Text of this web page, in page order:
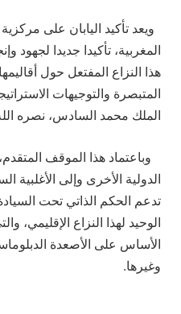
ويعد تأكيد اليابان على
المغربية، تأكيدا جديدا لجهود
هذا النزاع المفتعل حول
المتبصرة والتوجيهات
الملك محمد السادس، نصره
وباعتماد هذا الموقف
الدولية الأخرى وإلى الأغلبية
تدعم الحكم الذاتي تحت
الوحيد لهذا النزاع الإقليمي،
الأساس على الأصعدة
وغيرها.